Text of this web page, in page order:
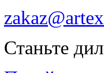
Станьте